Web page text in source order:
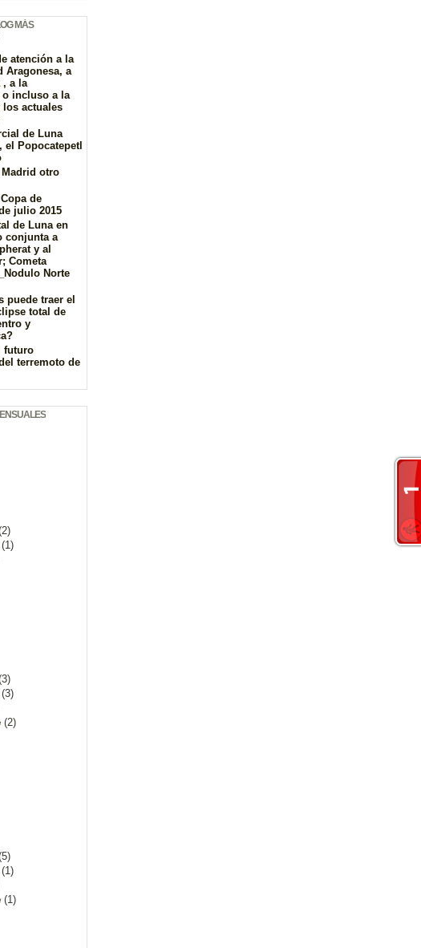
MÁS
atención a la
Aragonesa, a
, a la
o incluso a la
los actuales
de Luna
el Popocatepetl
Madrid otro
de
julio 2015
de Luna en
conjunta a
y al
Cometa
Norte
puede traer el
total de
y
futuro
terremoto de
(1)
(3)
(2)
(1)
(1)